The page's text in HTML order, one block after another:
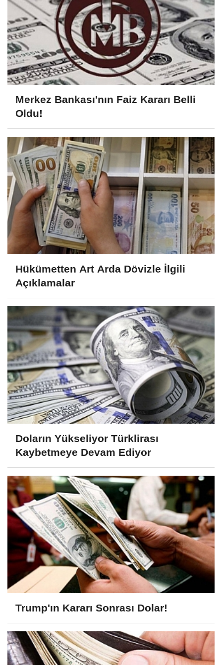
Merkez Bankası'nın Faiz Kararı Belli
Oldu!
Hükümetten Art Arda Dövizle İlgili
Açıklamalar
Doların Yükseliyor Türklirası
Kaybetmeye Devam Ediyor
Trump'ın Kararı Sonrası Dolar!